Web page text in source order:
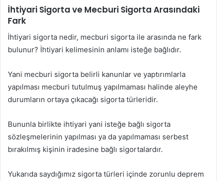
İhtiyari Sigorta ve Mecburi Sigorta Arasındaki
Fark
İhtiyari sigorta nedir, mecburi sigorta ile arasında ne fark
bulunur? İhtiyari kelimesinin anlamı isteğe bağlıdır.
Yani mecburi sigorta belirli kanunlar ve yaptırımlarla
yapılması mecburi tutulmuş yapılmaması halinde aleyhe
durumların ortaya çıkacağı sigorta türleridir.
Bununla birlikte ihtiyari yani isteğe bağlı sigorta
sözleşmelerinin yapılması ya da yapılmaması serbest
bırakılmış kişinin iradesine bağlı sigortalardır.
Yukarıda saydığımız sigorta türleri içinde zorunlu deprem